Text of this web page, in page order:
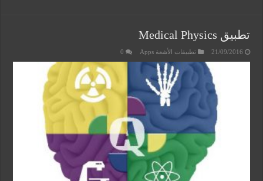
تطبيق Medical Physics
21/09/2016 تطبيقات الأشعة Apps 0